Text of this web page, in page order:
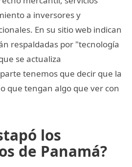
a inversores y
En su sitio web indican
respaldadas por "tecnología
se actualiza
tenemos que decir que la
que tengan algo que ver con
los
de Panamá?